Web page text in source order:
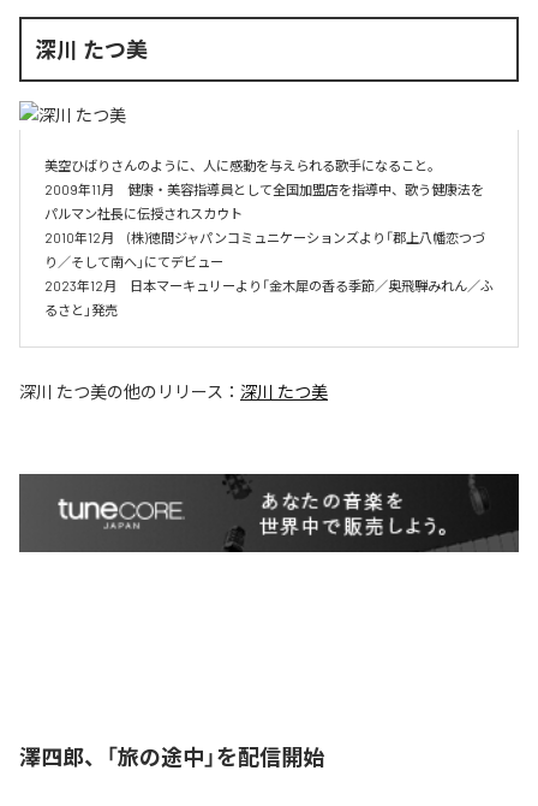
深川 たつ美
美空ひばりさんのように、人に感動を与えられる歌手になること。
2009年11月　健康・美容指導員として全国加盟店を指導中、歌う健康法を
パルマン社長に伝授されスカウト
2010年12月　(株)徳間ジャパンコミュニケーションズより「郡上八幡恋つづ
り／そして南へ」にてデビュー
2023年12月　日本マーキュリーより「金木犀の香る季節／奥飛騨みれん／ふ
るさと」発売
深川 たつ美の他のリリース： 深川 たつ美
澤四郎、「旅の途中」を配信開始